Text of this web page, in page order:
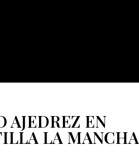
AJEDREZ EN
LA MANCHA